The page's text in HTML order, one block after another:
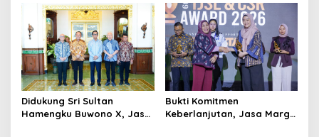
p
o
s
Didukung Sri Sultan
Hamengku Buwono X, Jasa
Bukti Komitmen
Keberlanjutan, Jasa Marga